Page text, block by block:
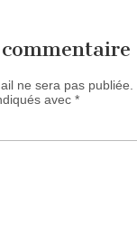
ne sera pas publiée.
avec *